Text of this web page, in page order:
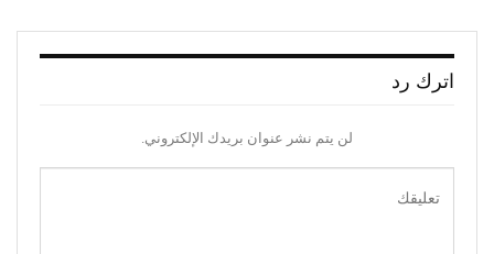
اترك رد
لن يتم نشر عنوان بريدك الإلكتروني.